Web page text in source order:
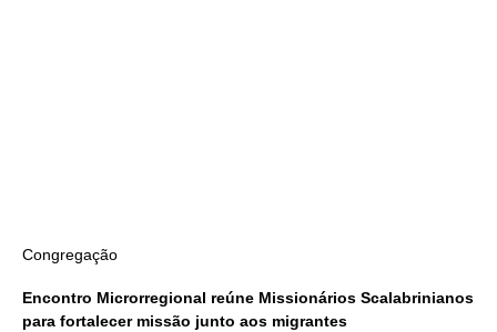
Congregação
Encontro Microrregional reúne Missionários Scalabrinianos
para fortalecer missão junto aos migrantes